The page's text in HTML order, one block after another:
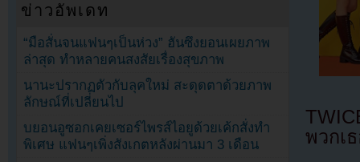
พวกเ
ข่าวอัพเดท
“มือสั่นจนแฟนๆเป็นห่วง” ฮันซึงยอนเผยภาพ
ล่าสุด ทำหลายคนสงสัยเรื่องสุขภาพ
นานะปรากฏตัวกับลุคใหม่ สะดุดตาด้วยภาพ
ลักษณ์ที่เปลี่ยนไป
บยอนอูซอกเคยเซอร์ไพรส์ไอยูด้วยเค้กสั่งทำ
พิเศษ แฟนๆเพิ่งสังเกตหลังผ่านมา 3 เดือน